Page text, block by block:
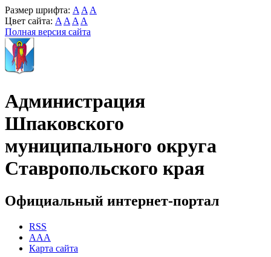
Размер шрифта: A A A
Цвет сайта: A A A A
Полная версия сайта
Администрация
Шпаковского
муниципального округа
Ставропольского края
Официальный интернет-портал
RSS
AAA
Карта сайта